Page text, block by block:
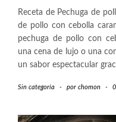
Receta de Pechuga de
de pollo con cebolla
pechuga de pollo con
una cena de lujo o una
un sabor espectacular
Sin categoría - por chomon -